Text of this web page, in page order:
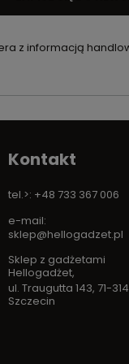
z informacją
Kontakt
tel.>: +48 733 367 006
e-mail:
sklep@hellogadzet.pl
Sklep z gadżetami
Hellogadżet,
ul. Traugutta 143, 71-314
Szczecin